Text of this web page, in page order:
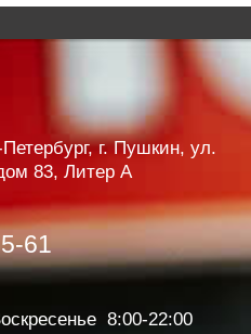
г. Пушкин, ул.
83, Литер А
61
8:00-22:00